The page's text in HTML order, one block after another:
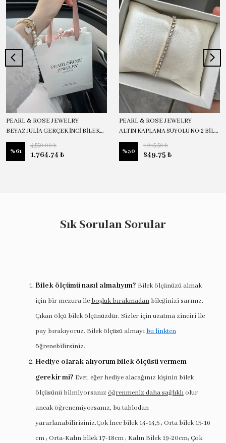
PEARL & ROSE JEWELRY
BEYAZ JULİA GERÇEK İNCİ BİLEKLİK
%61
4,550.00 ₺
1,764.74 ₺
PEARL & ROSE JEWELRY
ALTIN KAPLAMA SUYOLU NO:2 BİLEKLİK
%30
1,215.50 ₺
849.75 ₺
Sık Sorulan Sorular
Bilek ölçümü nasıl almalıyım? Bilek ölçünüzü almak
için bir mezura ile boşluk bırakmadan bileğinizi sarınız.
Çıkan ölçü bilek ölçünüzdür. Sizler için uzatma zinciri ile
pay bırakıyoruz. Bilek ölçüsü almayı bu linkten
öğrenebilirsiniz.
Hediye olarak alıyorum bilek ölçüsü vermem
gerekir mi? Evet, eğer hediye alacağınız kişinin bilek
ölçüsünü bilmiyorsanız öğrenmeniz daha sağlıklı olur
ancak öğrenemiyorsanız, bu tablodan
yararlanabilirisiniz.Çok İnce bilek 14-14,5 ; Orta bilek 15-16
cm ; Orta-Kalın bilek 17-18cm ; Kalın Bilek 19-20cm; Çok